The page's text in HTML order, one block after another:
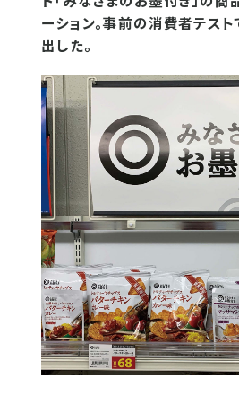
ーション。事前の消費者テス
出した。